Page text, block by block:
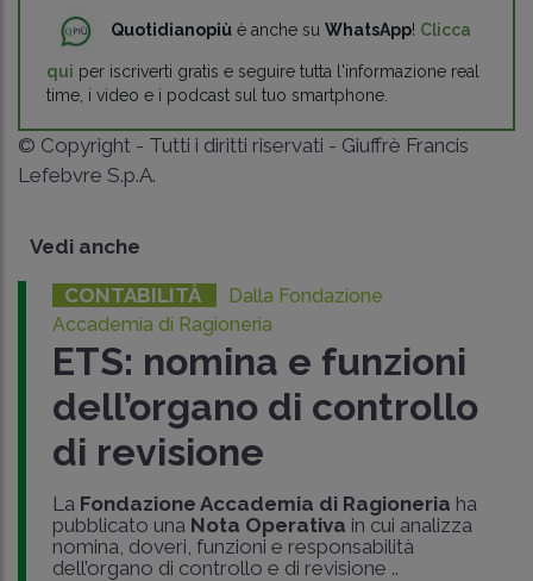
Quotidianopiù è anche su WhatsApp! Clicca
qui per iscriverti gratis e seguire tutta l'informazione real
time, i video e i podcast sul tuo smartphone.
© Copyright - Tutti i diritti riservati - Giuffrè Francis
Lefebvre S.p.A.
Vedi anche
CONTABILITÀ
Dalla Fondazione
Accademia di Ragioneria
ETS: nomina e funzioni
dell’organo di controllo
di revisione
La Fondazione Accademia di Ragioneria ha
pubblicato una Nota Operativa in cui analizza
nomina, doveri, funzioni e responsabilità
dell’organo di controllo e di revisione ..